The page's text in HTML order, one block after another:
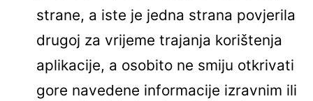
strane, a iste je jedna strana povjerila
drugoj za vrijeme trajanja korištenja
aplikacije, a osobito ne smiju otkrivati
gore navedene informacije izravnim ili